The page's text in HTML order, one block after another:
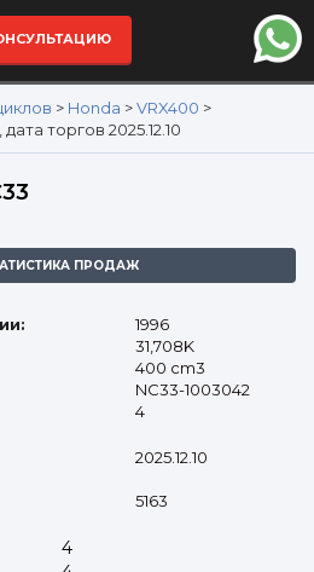
> Honda >VRX400 >
торгов 2025.12.10
ПРОДАЖ
1996
31,708K
400 cm3
NC33-1003042
4
2025.12.10
5163
4